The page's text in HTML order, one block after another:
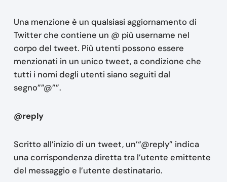
Una menzione è un qualsiasi aggiornamento di
Twitter che contiene un @ più username nel
corpo del tweet. Più utenti possono essere
menzionati in un unico tweet, a condizione che
tutti i nomi degli utenti siano seguiti dal
segno””@””.
@reply
Scritto all’inizio di un tweet, un’“@reply” indica
una corrispondenza diretta tra l’utente emittente
del messaggio e l’utente destinatario.